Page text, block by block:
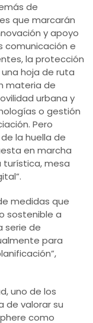
de
que marcarán
y apoyo
comunicación e
la protección
hoja de ruta
materia de
urbana y
o gestión
Pero
la huella de
en marcha
turística, mesa
medidas que
sostenible a
serie de
para
uno de los
de valorar su
como